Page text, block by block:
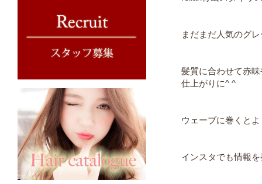
まだまだ人気のグ
髪質に合わせて赤
仕上がりに^ ^
ウェーブに巻くと
インスタでも情報